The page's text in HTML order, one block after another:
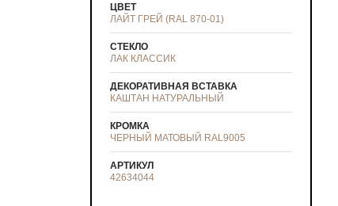
ЦВЕТ
ЛАЙТ ГРЕЙ (RAL 870-01)
СТЕКЛО
ЛАК КЛАССИК
ДЕКОРАТИВНАЯ ВСТАВКА
КАШТАН НАТУРАЛЬНЫЙ
КРОМКА
ЧЕРНЫЙ МАТОВЫЙ RAL9005
АРТИКУЛ
42634044